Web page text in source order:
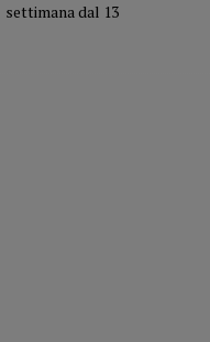
settimana dal 13